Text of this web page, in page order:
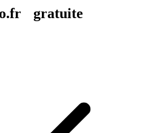
gratuite